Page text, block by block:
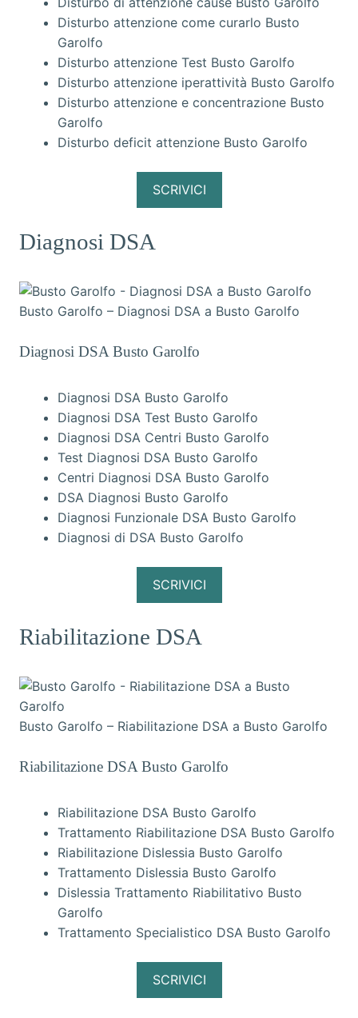
Disturbo attenzione come curarlo Busto
Garolfo
Disturbo attenzione Test Busto Garolfo
Disturbo attenzione iperattività Busto Garolfo
Disturbo attenzione e concentrazione Busto
Garolfo
Disturbo deficit attenzione Busto Garolfo
SCRIVICI
Diagnosi DSA
Busto Garolfo – Diagnosi DSA a Busto Garolfo
Diagnosi DSA Busto Garolfo
Diagnosi DSA Busto Garolfo
Diagnosi DSA Test Busto Garolfo
Diagnosi DSA Centri Busto Garolfo
Test Diagnosi DSA Busto Garolfo
Centri Diagnosi DSA Busto Garolfo
DSA Diagnosi Busto Garolfo
Diagnosi Funzionale DSA Busto Garolfo
Diagnosi di DSA Busto Garolfo
SCRIVICI
Riabilitazione DSA
Busto Garolfo – Riabilitazione DSA a Busto Garolfo
Riabilitazione DSA Busto Garolfo
Riabilitazione DSA Busto Garolfo
Trattamento Riabilitazione DSA Busto Garolfo
Riabilitazione Dislessia Busto Garolfo
Trattamento Dislessia Busto Garolfo
Dislessia Trattamento Riabilitativo Busto
Garolfo
Trattamento Specialistico DSA Busto Garolfo
SCRIVICI